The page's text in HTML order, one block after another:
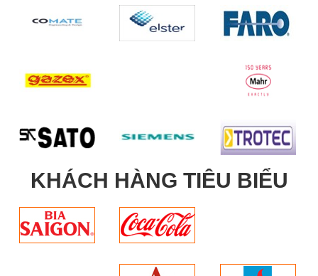
Lý tưởng với bồn
chứa ngoài trời và
ứng dụng công
KHÁCH HÀNG TIÊU BIỂU